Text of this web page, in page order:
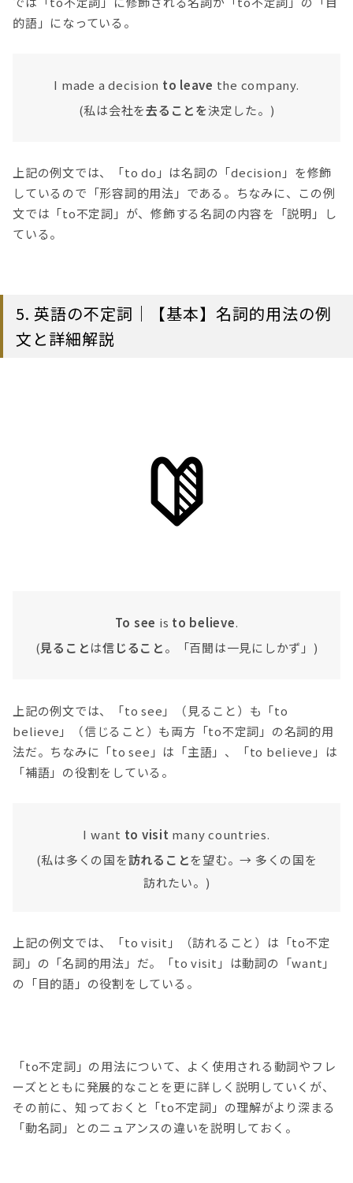
的語」になっている。
I made a decision to leave the company.
(私は会社を去ることを決定した。)
上記の例文では、「to do」は名詞の「decision」を修飾
しているので「形容詞的用法」である。ちなみに、この例
文では「to不定詞」が、修飾する名詞の内容を「説明」し
ている。
5. 英語の不定詞｜【基本】名詞的用法の例
文と詳細解説
To see is to believe.
(見ることは信じること。「百聞は一見にしかず」)
上記の例文では、「to see」（見ること）も「to
believe」（信じること）も両方「to不定詞」の名詞的用
法だ。ちなみに「to see」は「主語」、「to believe」は
「補語」の役割をしている。
I want to visit many countries.
(私は多くの国を訪れることを望む。→ 多くの国を
訪れたい。)
上記の例文では、「to visit」（訪れること）は「to不定
詞」の「名詞的用法」だ。「to visit」は動詞の「want」
の「目的語」の役割をしている。
「to不定詞」の用法について、よく使用される動詞やフレ
ーズとともに発展的なことを更に詳しく説明していくが、
その前に、知っておくと「to不定詞」の理解がより深まる
「動名詞」とのニュアンスの違いを説明しておく。